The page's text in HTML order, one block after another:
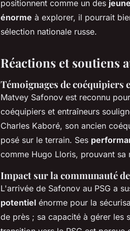
positionnent comme un des
énorme à explorer, il pourrait
sélection nationale russe.
Réactions et soutiens
Témoignages de coéquipiers
Matvey Safonov est reconnu
coéquipiers et entraîneurs
Charles Kaboré, son ancien
posé sur le terrain. Ses
comme Hugo Lloris, prouvant
Impact sur la communauté
L'arrivée de Safonov au PSG a
potentiel énorme pour la
de près ; sa capacité à gérer les